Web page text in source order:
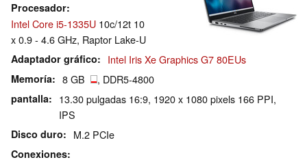
Procesador
Intel Core i5-1335U 10c/12t 10
x 0.9 - 4.6 GHz, Raptor Lake-U
Adaptador gráfico Intel Iris Xe Graphics G7 80EUs
Memoría 8 GB , DDR5-4800
pantalla
13.30 pulgadas 16:9, 1920 x 1080 pixels 166 PPI,
IPS
Disco duro M.2 PCIe
Conexiones